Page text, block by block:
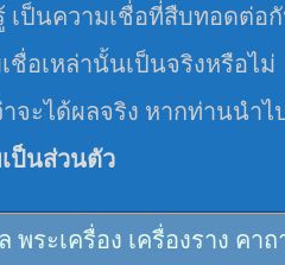
เป็นความเชื่อที่สืบทอดต่อ
ชื่อเหล่านั้นเป็นจริงหรือไม่
จะได้ผลจริง หากท่านนำ
ป็นส่วนตัว
ะเครื่อง เครื่องราง คาถ